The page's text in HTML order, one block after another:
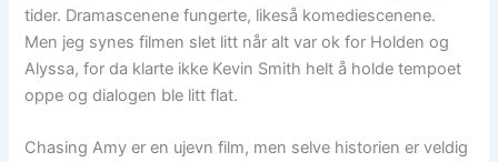
tider. Dramascenene fungerte, likeså komediescenene.
Men jeg synes filmen slet litt når alt var ok for Holden og
Alyssa, for da klarte ikke Kevin Smith helt å holde tempoet
oppe og dialogen ble litt flat.
Chasing Amy er en ujevn film, men selve historien er veldig